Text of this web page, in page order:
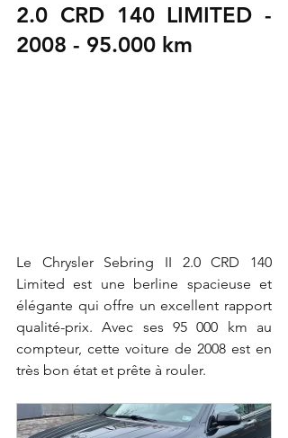
2.0 CRD 140 LIMITED -
2008 - 95.000 km
Le Chrysler Sebring II 2.0 CRD 140
Limited est une berline spacieuse et
élégante qui offre un excellent rapport
qualité-prix. Avec ses 95 000 km au
compteur, cette voiture de 2008 est en
très bon état et prête à rouler.